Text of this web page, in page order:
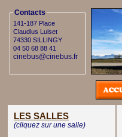
Contacts
141-187 Place
Claudius Luiset
74330 SILLINGY
04 50 68 88 41
cinebus@cinebus.fr
LES SALLES
(cliquez sur une salle)